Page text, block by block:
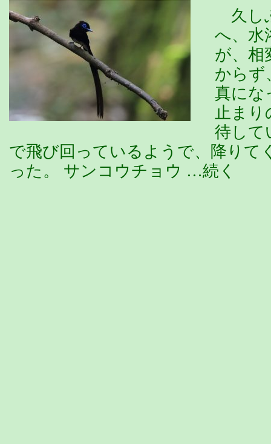
久し
へ、水
が、相
からず
真に
止ま
待して
で飛び回っているようで、降りて
った。 サンコウチョウ …続く